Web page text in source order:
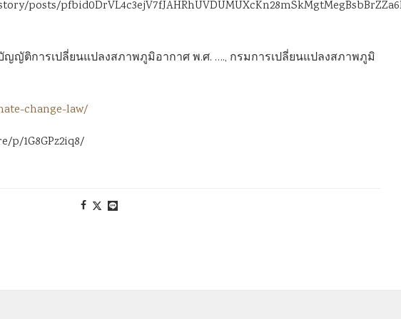
posts/
ญัติการเปลี่ยนแปลงสภาพภูมิอากาศ พ.ศ. …., กรมการเปลี่ยนแปลงสภาพภูมิ
change-law/
p/1G8GPz2iq8/